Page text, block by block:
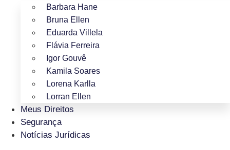
Barbara Hane
Bruna Ellen
Eduarda Villela
Flávia Ferreira
Igor Gouvê
Kamila Soares
Lorena Karlla
Lorran Ellen
Meus Direitos
Segurança
Notícias Jurídicas